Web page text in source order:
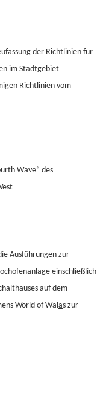
der Richtlinien für
im Stadtgebiet
Richtlinien vom
Wave“ des
Ausführungen zur
einschließlich
auf dem
World of Walas zur